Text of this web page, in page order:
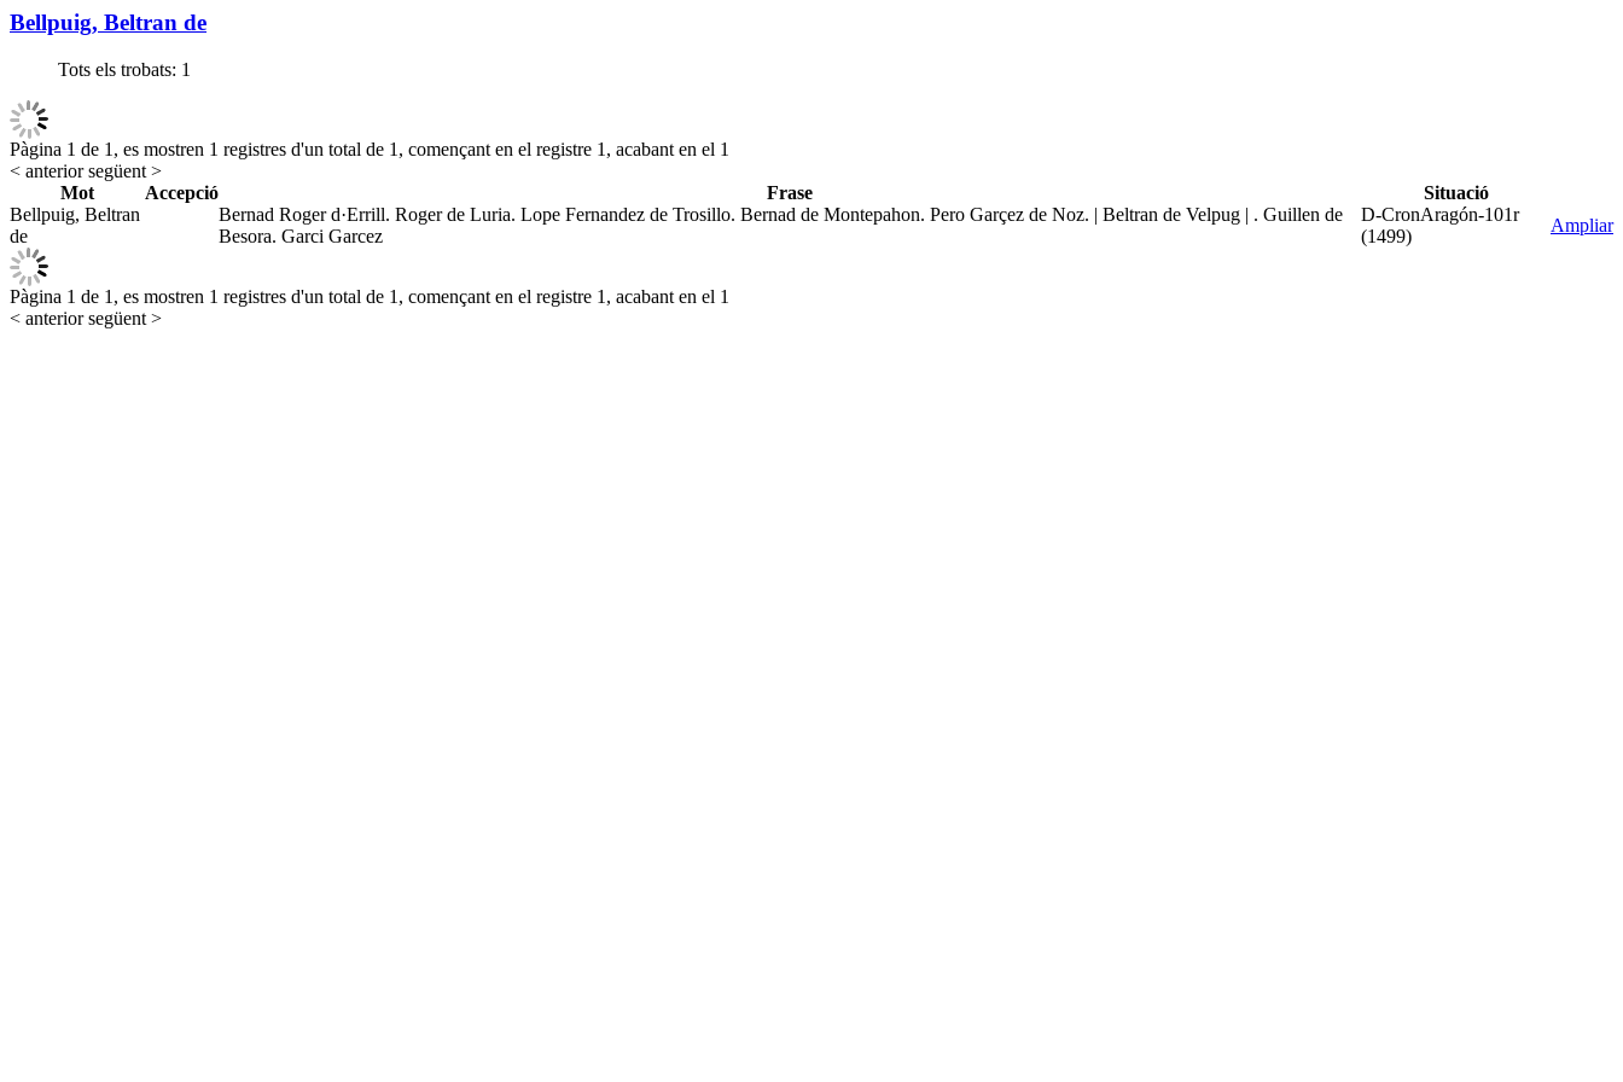
Bellpuig, Beltran de
Tots els trobats: 1
Pàgina 1 de 1, es mostren 1 registres d'un total de 1, començant en el registre 1, acabant en el 1
< anteriorsegüent >
Mot
Accepció Frase
Situació
Bellpuig, Beltran
de
Bernad Roger d·Errill. Roger de Luria. Lope Fernandez de Trosillo. Bernad de Montepahon. Pero Garçez de Noz. | Beltran de Velpug | . Guillen de
Besora. Garci Garcez
D-CronAragón-101r
(1499)
Ampliar
Pàgina 1 de 1, es mostren 1 registres d'un total de 1, començant en el registre 1, acabant en el 1
< anteriorsegüent >